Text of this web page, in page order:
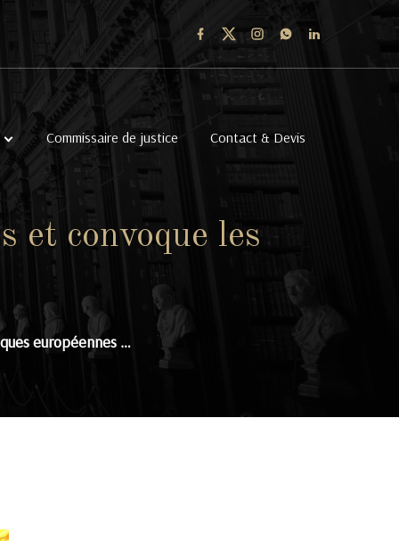
Commissaire de justice Contact & Devis
et convoque les
européennes …